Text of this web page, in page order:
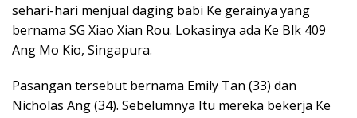
sehari-hari menjual daging babi Ke gerainya yang
bernama SG Xiao Xian Rou. Lokasinya ada Ke Blk 409
Ang Mo Kio, Singapura.
Pasangan tersebut bernama Emily Tan (33) dan
Nicholas Ang (34). Sebelumnya Itu mereka bekerja Ke